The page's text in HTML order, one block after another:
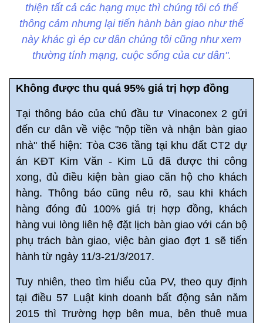
thiện tất cả các hạng mục thì chúng tôi có thể
thông cảm nhưng lại tiến hành bàn giao như thế
này khác gì ép cư dân chúng tôi cũng như xem
thường tính mạng, cuộc sống của cư dân".
Không được thu quá 95% giá trị hợp đồng
Tại thông báo của chủ đầu tư Vinaconex 2 gửi
đến cư dân về việc "nộp tiền và nhận bàn giao
nhà" thể hiện: Tòa C36 tầng tại khu đất CT2 dự
án KĐT Kim Văn - Kim Lũ đã được thi công
xong, đủ điều kiện bàn giao căn hộ cho khách
hàng. Thông báo cũng nêu rõ, sau khi khách
hàng đóng đủ 100% giá trị hợp đồng, khách
hàng vui lòng liên hệ đặt lịch bàn giao với cán bộ
phụ trách bàn giao, việc bàn giao đợt 1 sẽ tiến
hành từ ngày 11/3-21/3/2017.
Tuy nhiên, theo tìm hiểu của PV, theo quy định
tại điều 57 Luật kinh doanh bất động sản năm
2015 thì Trường hợp bên mua, bên thuê mua